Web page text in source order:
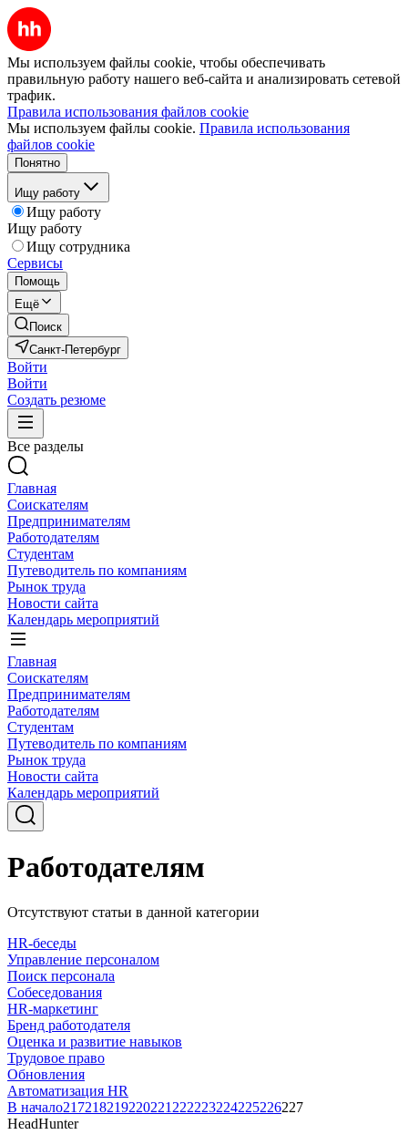
Мы используем файлы cookie, чтобы обеспечивать
правильную работу нашего веб-сайта и анализировать сетевой
трафик.
Правила использования файлов cookie
Мы используем файлы cookie. Правила использования
файлов cookie
Понятно
Ищу работу
Ищу работу
Ищу работу
Ищу сотрудника
Сервисы
Помощь
Ещё
Поиск
Санкт-Петербург
Войти
Войти
Создать резюме
Все разделы
Главная
Соискателям
Предпринимателям
Работодателям
Студентам
Путеводитель по компаниям
Рынок труда
Новости сайта
Календарь мероприятий
Главная
Соискателям
Предпринимателям
Работодателям
Студентам
Путеводитель по компаниям
Рынок труда
Новости сайта
Календарь мероприятий
Работодателям
Отсутствуют статьи в данной категории
HR-беседы
Управление персоналом
Поиск персонала
Собеседования
HR-маркетинг
Бренд работодателя
Оценка и развитие навыков
Трудовое право
Обновления
Автоматизация HR
В начало217218219220221 222223224225226227
HeadHunter